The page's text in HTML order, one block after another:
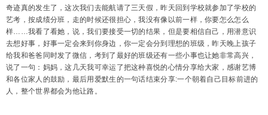
奇迹真的发生了，这次我们去能航请了三天假，昨天回到学校就参加了学校的
艺考，按成绩分班，走的时候还很担心，我没有像以前一样，你要怎么怎么
样……我看了看她，说，我们要接受一切的结果，但是要相信自己，用潜意识
去想好事，好事一定会来到你身边，你一定会分到理想的班级，昨天晚上孩子
给我和爸爸同时发了微信，考到了最好的班级还有一些小事也让她非常高兴，
说了一句：妈妈，这几天我可幸运了把这种喜悦的心情分享给大家，感谢艺博
和各位家人的鼓励，最后用爱默生的一句话结束分享:一个朝着自己目标前进的
人，整个世界都会为他让路。